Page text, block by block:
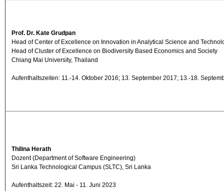
Prof. Dr. Kate Grudpan
Head of Center of Excellence on Innovation in Analytical Science and
Head of Cluster of Excellence on Biodiversity Based Economics and Society
Chiang Mai University, Thailand
Aufenthaltszeiten: 11.-14. Oktober 2016; 13. September 2017; 13.-18.
Thilina Herath
Dozent (Department of Software Engineering)
Sri Lanka Technological Campus (SLTC), Sri Lanka
Aufenthaltszeit: 22. Mai - 11. Juni 2023